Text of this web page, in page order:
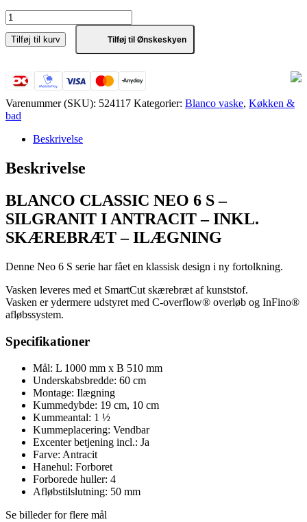
BLANCO
CLASSIC
NEO
SILGRANIT
I
ANTRACIT
Tilføj til kurv Tilføj til Ønskeskyen
Varenummer (SKU): 524117 Kategorier: Blanco vaske, Køkken &
bad
Beskrivelse
Beskrivelse
BLANCO CLASSIC NEO 6 S –
SILGRANIT I ANTRACIT – INKL.
SKÆREBRÆT – ILÆGNING
Denne Neo 6 S serie har fået en klassisk design i ny fortolkning.
Vasken leveres med et SmartCut skærebræt af kunststof.
Vasken er ydermere udstyret med C-overflow® overløb og InFino®
afløbssystem.
Specifikationer
Mål: L 1000 mm x B 510 mm
Underskabsbredde: 60 cm
Montage: Ilægning
Kummedybde: 19 cm, 10 cm
Kummeantal: 1 ½
Kummeplacering: Vendbar
Excenter betjening incl.: Ja
Farve: Antracit
Hanehul: Forboret
Forborede huller: 4
Afløbstilslutning: 50 mm
Se billeder for flere mål